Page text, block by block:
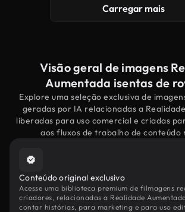
Carregar mais
Visão geral de imagens
Aumentada isentas de
Explore uma seleção exclusiva de
geradas por IA relacionadas a
liberadas para uso comercial e criadas
aos fluxos de trabalho de conteúdo
Conteúdo original exclusivo
Acesse uma biblioteca premium de filmagens
criadores, relacionadas a Realidade
contar histórias, para marketing e para uso